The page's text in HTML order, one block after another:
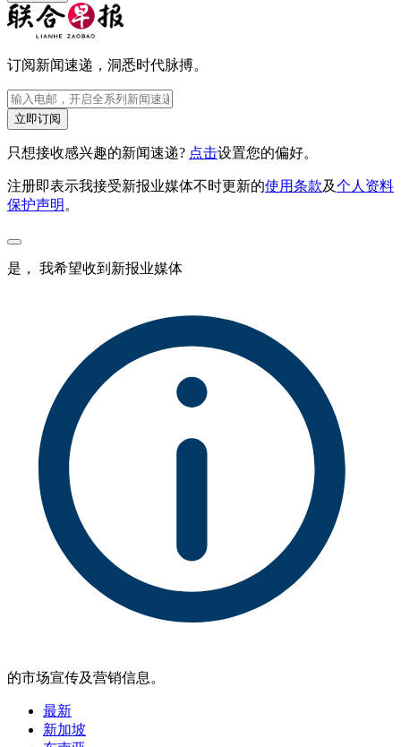
订阅新闻速递，洞悉时代脉搏。
立即订阅
只想接收感兴趣的新闻速递? 点击设置您的偏好。
注册即表示我接受新报业媒体不时更新的使用条款及个人资料
保护声明 。
是， 我希望收到新报业媒体
的市场宣传及营销信息。
最新
新加坡